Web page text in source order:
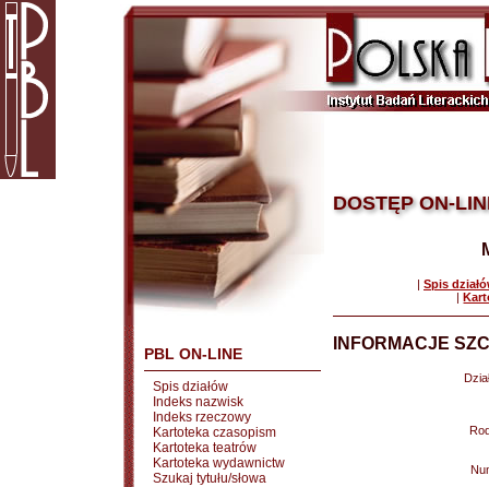
PBL ON-LINE
Spis działów
Indeks nazwisk
Indeks rzeczowy
Kartoteka czasopism
Kartoteka teatrów
Kartoteka wydawnictw
Szukaj tytułu/słowa
DOSTĘP ON-
| Spis
|
INFORMACJE